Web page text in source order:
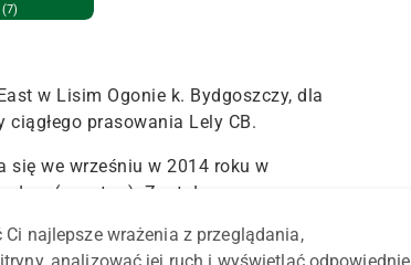
(7)
w Lisim Ogonie k. Bydgoszczy, dla
prasowania Lely CB.
się we wrześniu w 2014 roku w
(nonstop). Została opracowana
partnerem. Lely CB to prasa
i jej wyrzucenia z komory, gdyż
najlepsze wrażenia z przeglądania,